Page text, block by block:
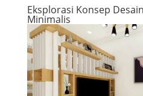
Eksplorasi Konsep
Minimalis